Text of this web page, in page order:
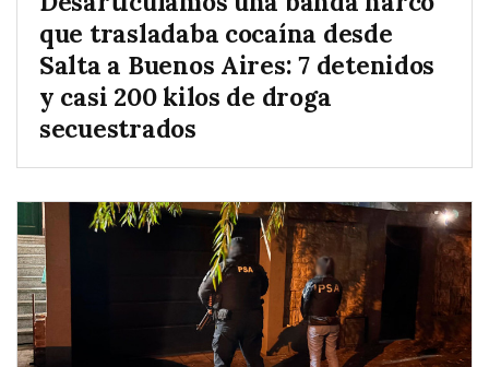
que trasladaba cocaína desde
Salta a Buenos Aires: 7 detenidos
y casi 200 kilos de droga
secuestrados